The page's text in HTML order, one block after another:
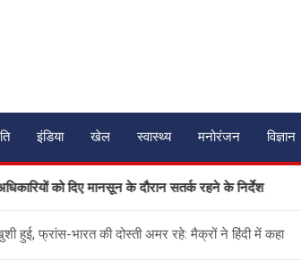
इंडिया खेल स्वास्थ्य मनोरंजन विज्ञान
दिए मानसून के दौरान सतर्क रहने के निर्देश
हुई, फ्रांस-भारत की दोस्ती अमर रहे: मैक्रों ने हिंदी में कहा